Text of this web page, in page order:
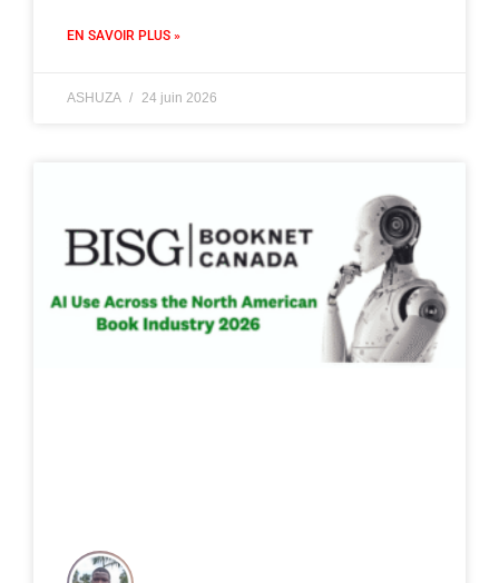
EN SAVOIR PLUS »
ASHUZA 24 juin 2026